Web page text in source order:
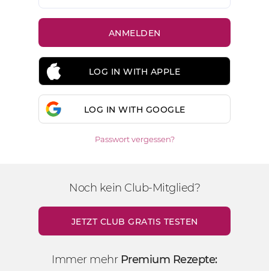
LOG IN WITH APPLE
LOG IN WITH GOOGLE
Passwort vergessen?
Noch kein Club-Mitglied?
JETZT CLUB GRATIS TESTEN
Immer mehr Premium Rezepte: